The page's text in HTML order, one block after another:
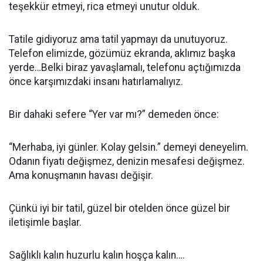
teşekkür etmeyi, rica etmeyi unutur olduk.
Tatile gidiyoruz ama tatil yapmayı da unutuyoruz.
Telefon elimizde, gözümüz ekranda, aklımız başka
yerde…Belki biraz yavaşlamalı, telefonu açtığımızda
önce karşımızdaki insanı hatırlamalıyız.
Bir dahaki sefere “Yer var mı?” demeden önce:
“Merhaba, iyi günler. Kolay gelsin.” demeyi deneyelim.
Odanın fiyatı değişmez, denizin mesafesi değişmez.
Ama konuşmanın havası değişir.
Çünkü iyi bir tatil, güzel bir otelden önce güzel bir
iletişimle başlar.
Sağlıklı kalın huzurlu kalın hoşça kalın….